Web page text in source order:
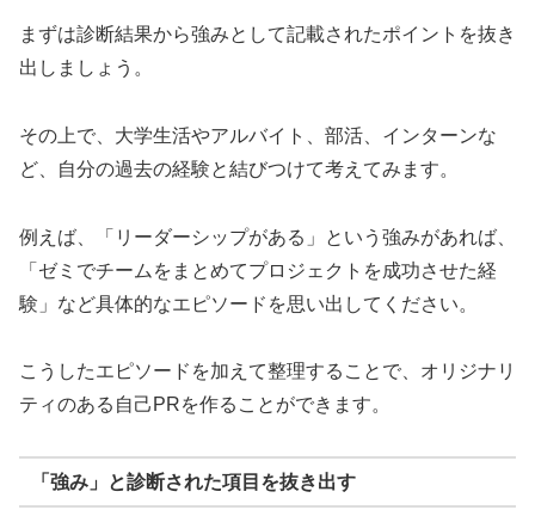
まずは診断結果から強みとして記載されたポイントを抜き
出しましょう。
その上で、大学生活やアルバイト、部活、インターンな
ど、自分の過去の経験と結びつけて考えてみます。
例えば、「リーダーシップがある」という強みがあれば、
「ゼミでチームをまとめてプロジェクトを成功させた経
験」など具体的なエピソードを思い出してください。
こうしたエピソードを加えて整理することで、オリジナリ
ティのある自己PRを作ることができます。
「強み」と診断された項目を抜き出す